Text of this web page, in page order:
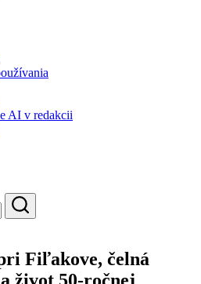
AI v redakcii
Search
Fiľakove, čelná